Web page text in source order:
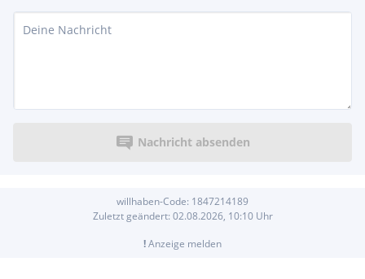
Nachricht absenden
willhaben-Code: 1847214189
Zuletzt geändert: 02.08.2026, 10:10Uhr
!Anzeige melden